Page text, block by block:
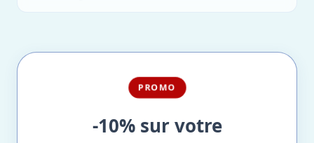
PROMO
-10% sur votre